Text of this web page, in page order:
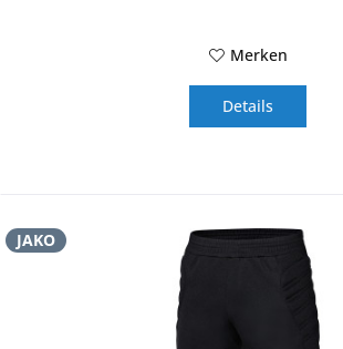
Merken
Details
JAKO